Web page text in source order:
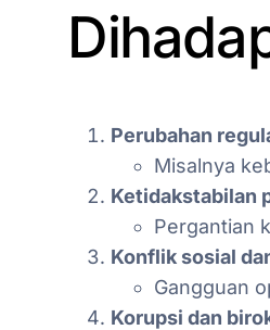
Perubahan
Misalnya
Ketidakstabilan
Pergantian
Konflik sosial
Gangguan
Korupsi dan